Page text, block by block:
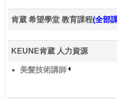
肯葳 希望學堂 教育課程(全部
KEUNE肯葳 人力資源
美髮技術講師